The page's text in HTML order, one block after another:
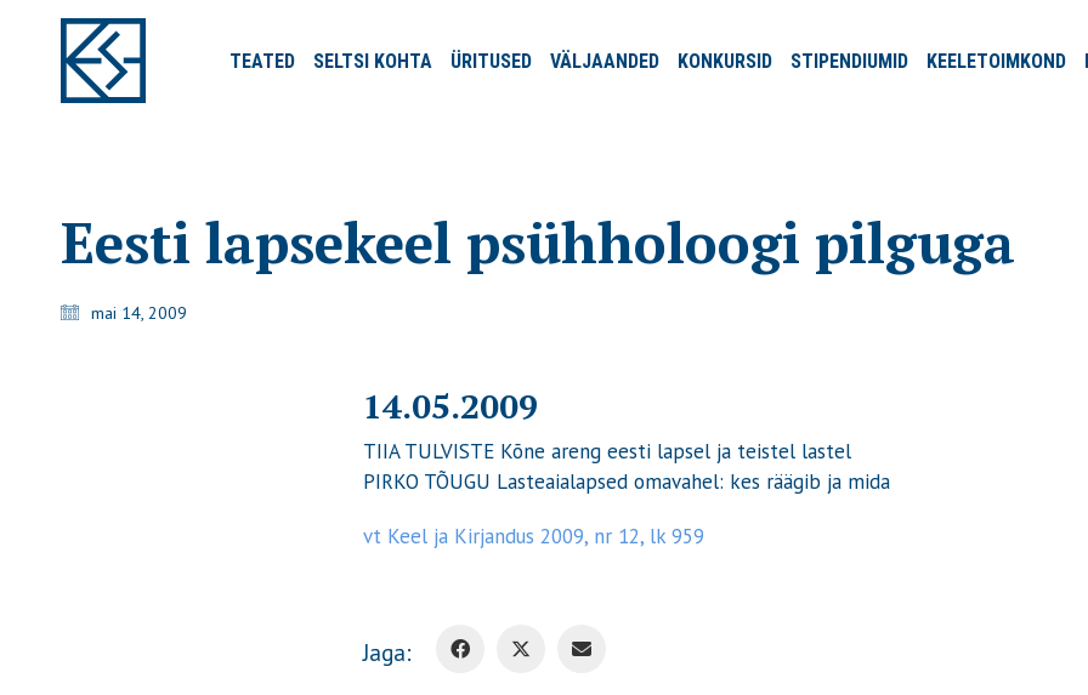
TEATED SELTSI KOHTA ÜRITUSED VÄLJAANDED KONKURSID STIPENDIUMID KEELETOIMKOND
Eesti lapsekeel psühholoogi pilguga
mai 14, 2009
14.05.2009
TIIA TULVISTE Kõne areng eesti lapsel ja teistel lastel
PIRKO TÕUGU Lasteaialapsed omavahel: kes räägib ja mida
vt Keel ja Kirjandus 2009, nr 12, lk 959
Jaga: